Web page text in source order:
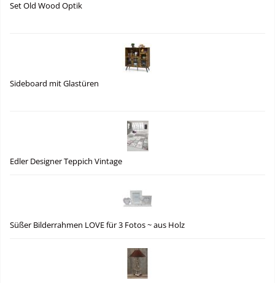
Set Old Wood Optik
Sideboard mit Glastüren
Edler Designer Teppich Vintage
Süßer Bilderrahmen LOVE für 3 Fotos ~ aus Holz